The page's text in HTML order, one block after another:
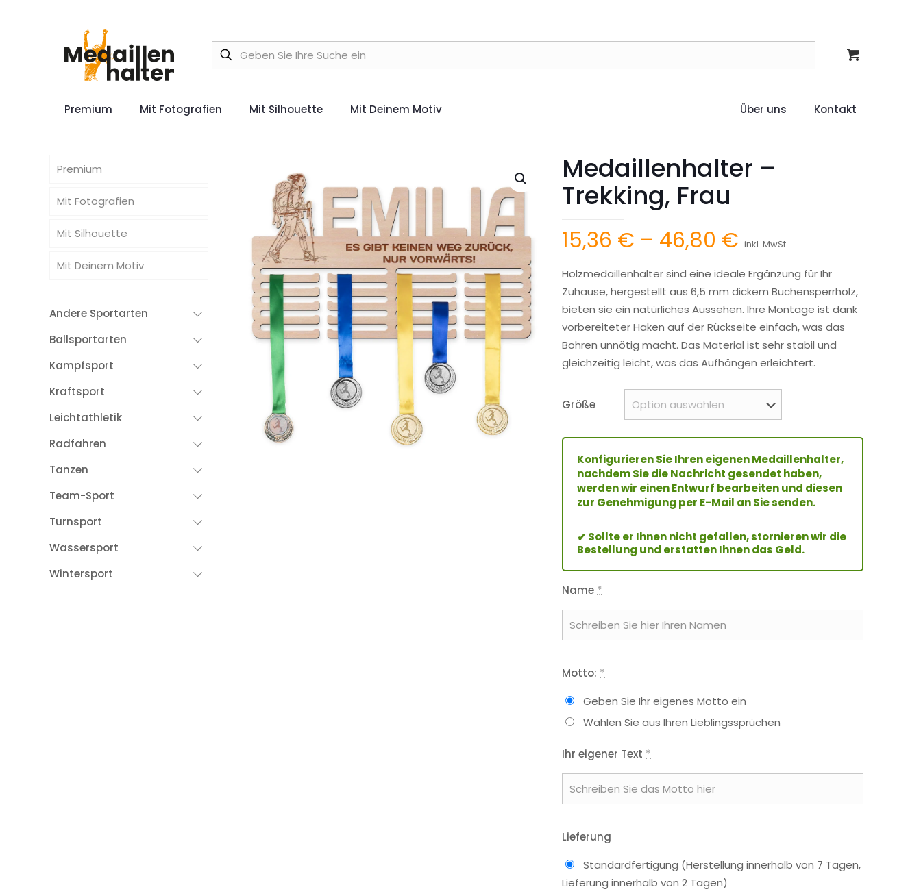
Premium Mit Fotografien Mit Silhouette Mit Deinem Motiv Über uns Kontakt
Medaillenhalter –
Trekking, Frau
15,36 € – 46,80 € Preisspanne:
bis
46,80 €
inkl. MwSt.
Holzmedaillenhalter sind eine ideale Ergänzung für Ihr
Zuhause, hergestellt aus 6,5 mm dickem Buchensperrholz,
bieten sie ein natürliches Aussehen. Ihre Montage ist dank
vorbereiteter Haken auf der Rückseite einfach, was das
Bohren unnötig macht. Das Material ist sehr stabil und
gleichzeitig leicht, was das Aufhängen erleichtert.
Größe
Konfigurieren Sie Ihren eigenen Medaillenhalter,
nachdem Sie die Nachricht gesendet haben,
werden wir einen Entwurf bearbeiten und diesen
zur Genehmigung per E-Mail an Sie senden.
✔ Sollte er Ihnen nicht gefallen, stornieren wir die
Bestellung und erstatten Ihnen das Geld.
Name *
Motto: *
Geben Sie Ihr eigenes Motto ein
Wählen Sie aus Ihren Lieblingssprüchen
Ihr eigener Text *
Lieferung
Standardfertigung (Herstellung innerhalb von 7 Tagen,
Lieferung innerhalb von 2 Tagen)
Premium
Mit Fotografien
Mit Silhouette
Mit Deinem Motiv
Andere Sportarten
Ballsportarten
Kampfsport
Kraftsport
Leichtathletik
Radfahren
Tanzen
Team-Sport
Turnsport
Wassersport
Wintersport